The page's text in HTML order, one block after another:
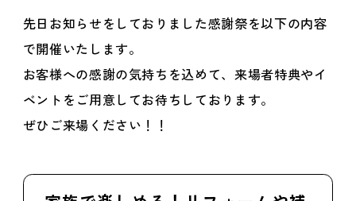
先日お知らせをしておりました感謝祭を以下の内容
で開催いたします。
お客様への感謝の気持ちを込めて、来場者特典やイ
ベントをご用意してお待ちしております。
ぜひご来場ください！！